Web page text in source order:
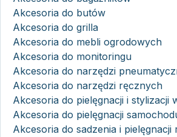
Akcesoria do butów
Akcesoria do grilla
Akcesoria do mebli ogrodowych
Akcesoria do monitoringu
Akcesoria do narzędzi
Akcesoria do narzędzi ręcznych
Akcesoria do pielęgnacji i stylizacji
Akcesoria do pielęgnacji
Akcesoria do sadzenia i pielęgnacji